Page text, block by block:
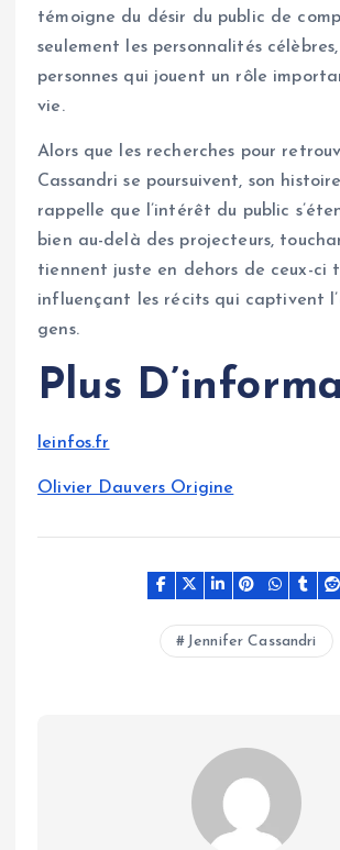
témoigne du désir du public de
seulement les personnalités célèbres,
personnes qui jouent un rôle
vie.
Alors que les recherches pour
Cassandri se poursuivent, son
rappelle que l’intérêt du public
bien au-delà des projecteurs,
tiennent juste en dehors de ceux-ci
influençant les récits qui captivent
gens.
Plus
leinfos.fr
Olivier Dauvers Origine
Jennifer Cassandri